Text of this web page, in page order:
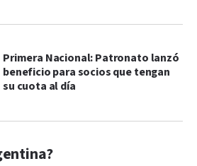
Primera Nacional: Patronato lanzó
beneficio para socios que tengan
su cuota al día